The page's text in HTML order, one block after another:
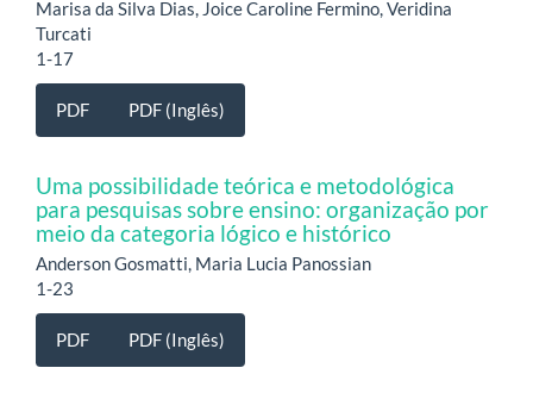
Marisa da Silva Dias, Joice Caroline Fermino, Veridina
Turcati
1-17
PDF PDF (Inglês)
Uma possibilidade teórica e metodológica
para pesquisas sobre ensino: organização por
meio da categoria lógico e histórico
Anderson Gosmatti, Maria Lucia Panossian
1-23
PDF PDF (Inglês)